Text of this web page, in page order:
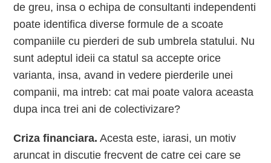
de greu, insa o echipa de consultanti independenti
poate identifica diverse formule de a scoate
companiile cu pierderi de sub umbrela statului. Nu
sunt adeptul ideii ca statul sa accepte orice
varianta, insa, avand in vedere pierderile unei
companii, ma intreb: cat mai poate valora aceasta
dupa inca trei ani de colectivizare?
Criza financiara. Acesta este, iarasi, un motiv
aruncat in discutie frecvent de catre cei care se